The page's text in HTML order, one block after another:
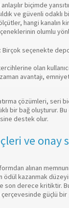
biçimde
ve güvenli
hangi kanalın
olumlu
seçenekte
olan
avantajı,
çözümleri, seri
bir bağ oluşturur.
destek olur.
ve onay
alınan
ödül kazanmak
son derece kritiktir.
güçlü bir